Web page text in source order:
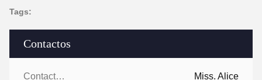
Contactos
Contactos: Miss. Alice
Tags: